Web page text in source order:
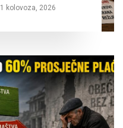
1 kolovoza, 2026